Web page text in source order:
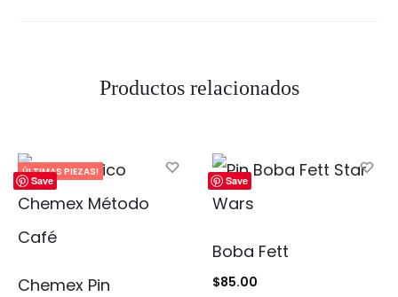
Productos relacionados
Save
ÚLTIMAS PIEZAS!
Chemex Pin
Save
Boba Fett
$85.00